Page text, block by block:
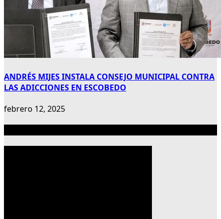
ANDRÉS MIJES INSTALA CONSEJO MUNICIPAL CONTRA
LAS ADICCIONES EN ESCOBEDO
febrero 12, 2025